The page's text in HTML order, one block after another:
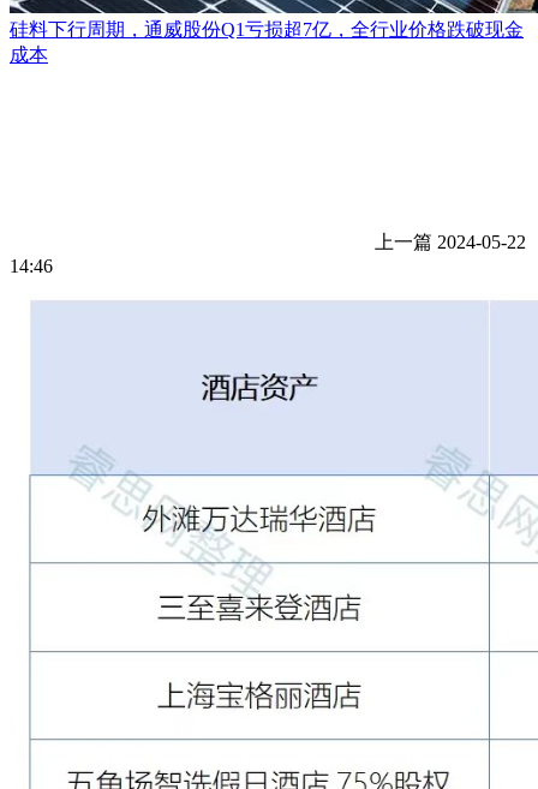
硅料下行周期，通威股份Q1亏损超7亿，全行业价格跌破现金
成本
上一篇 2024-05-22
14:46